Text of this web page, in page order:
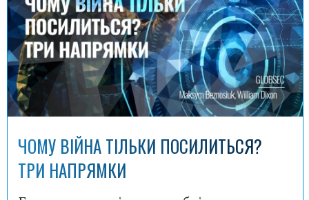
ЧОМУ ВІЙНА ТІЛЬКИ ПОСИЛИТЬСЯ?
ТРИ НАПРЯМКИ